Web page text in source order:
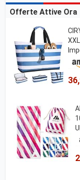
Offerte Attive Ora